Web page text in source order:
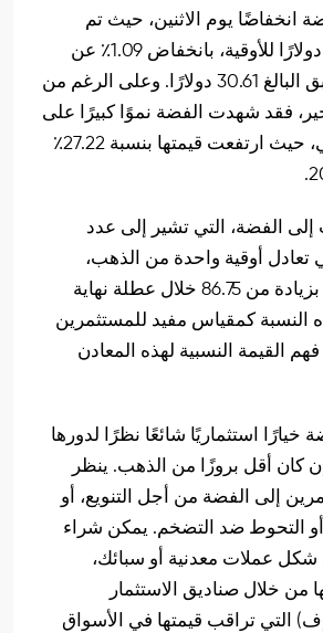
انخفاضًا يوم الاثنين، حيث تم
تداولها عند 30.27 دولارًا للأوقية، بانخفاض 1.09٪ عن
سعر الإغلاق السابق البالغ 30.61 دولارًا. وعلى الرغم من
فقد شهدت الفضة نموًا كبيرًا على
مدار العام الماضي، حيث ارتفعت قيمتها بنسبة 27.22٪
الفضة، التي تشير إلى عدد
تعادل أوقية واحدة من الذهب،
87.07 يوم الاثنين، بزيادة من 86.75 خلال عطلة نهاية
النسبة كمقياس مفيد للمستثمرين
القيمة النسبية لهذه المعادن
خيارًا استثماريًا شائعًا نظرًا لدورها
كان أقل بروزًا من الذهب. ينظر
إلى الفضة من أجل التنويع، أو
أو التحوط ضد التضخم. يمكن شراء
شكل عملات معدنية أو سبائك،
من خلال صناديق الاستثمار
إف) التي تراقب قيمتها في الأسواق